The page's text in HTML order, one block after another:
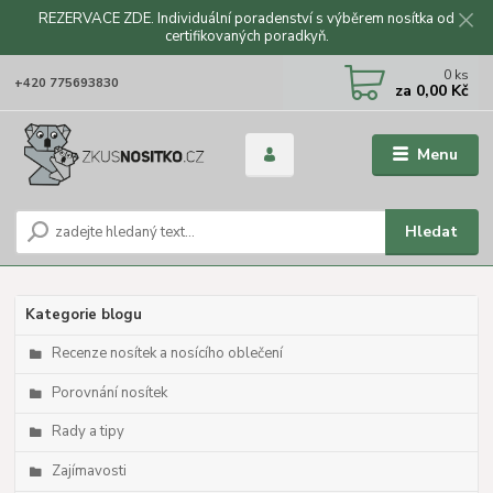
REZERVACE ZDE. Individuální poradenství s výběrem nosítka od
certifikovaných poradkyň.
Menu
Hledat
+420 775693830 0 ks
za 0,00 Kč
Kategorie blogu
Recenze nosítek a nosícího oblečení
Porovnání nosítek
Rady a tipy
Zajímavosti